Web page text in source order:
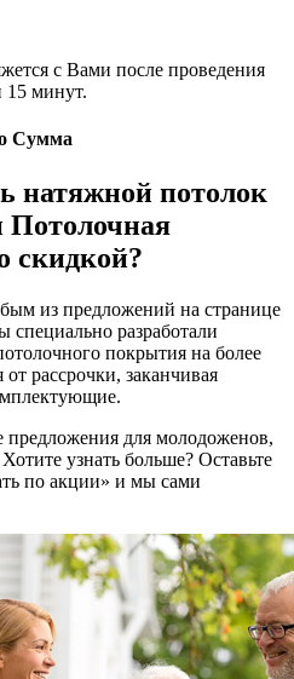
с Вами после проведения
15 минут.
Сумма
натяжной потолок
Потолочная
скидкой?
из предложений на странице
разработали
покрытия на более
рассрочки, заканчивая
предложения для молодоженов,
узнать больше? Оставьте
по акции» и мы сами